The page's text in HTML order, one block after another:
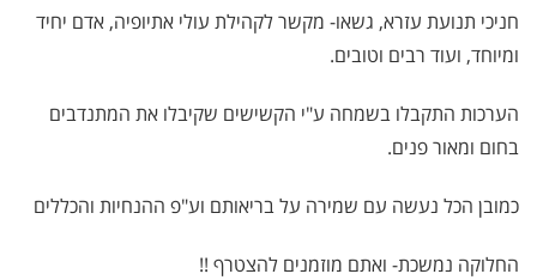
חניכי תנועת עזרא, גשאו- מקשר לקהילת עולי אתיופיה, אדם יחיד
ומיוחד, ועוד רבים וטובים.
הערכות התקבלו בשמחה ע"י הקשישים שקיבלו את המתנדבים
בחום ומאור פנים.
כמובן הכל נעשה עם שמירה על בריאותם וע"פ ההנחיות והכללים
החלוקה נמשכת- ואתם מוזמנים להצטרף !!